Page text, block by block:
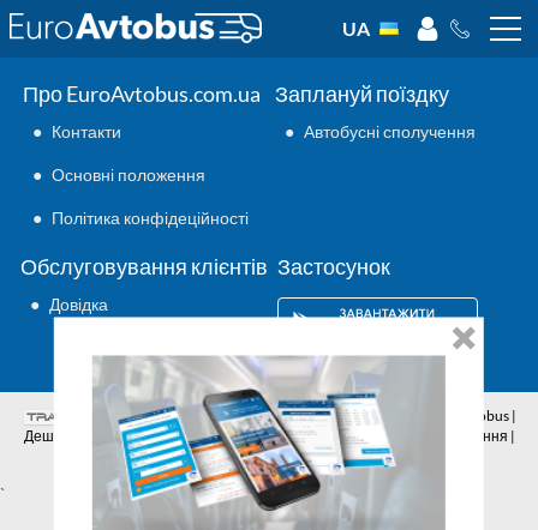
UA
Про EuroAvtobus.com.ua
● Контакти
● Основні положення
● Політика конфідеційності
Заплануй поїздку
● Автобусні сполучення
Обслуговування клієнтів
● Довідка
Застосунок
Аутсорсинг ІТ © 2026 | Всі права захищено | EuroAvtobus |
Дешеві автобусні квитки онлайн | Внутрішні та міжнародні перевезення |
Автобусні сполучення | Подорожі автобусами
`